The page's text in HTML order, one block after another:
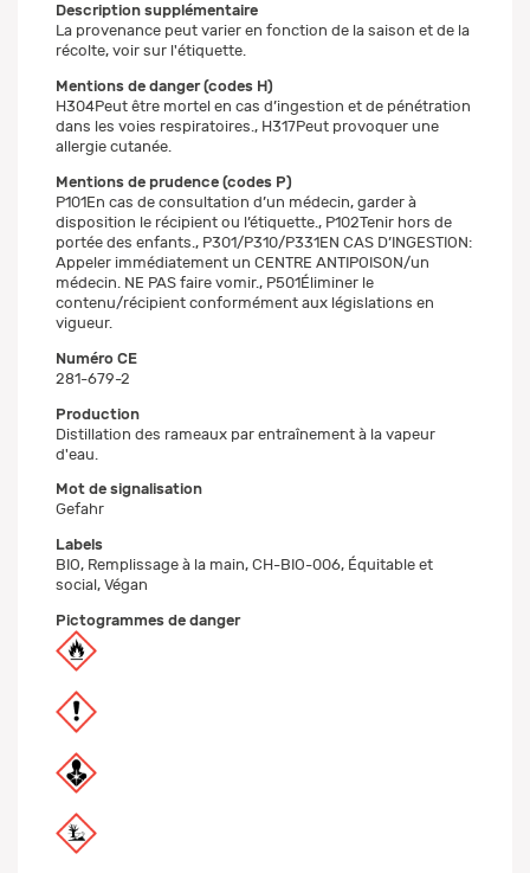
Description supplémentaire
La provenance peut varier en fonction de la saison et de la
récolte, voir sur l'étiquette.
Mentions de danger (codes H)
H304Peut être mortel en cas d’ingestion et de pénétration
dans les voies respiratoires., H317Peut provoquer une
allergie cutanée.
Mentions de prudence (codes P)
P101En cas de consultation d’un médecin, garder à
disposition le récipient ou l’étiquette., P102Tenir hors de
portée des enfants., P301/P310/P331EN CAS D’INGESTION:
Appeler immédiatement un CENTRE ANTIPOISON/un
médecin. NE PAS faire vomir., P501Éliminer le
contenu/récipient conformément aux législations en
vigueur.
Numéro CE
281-679-2
Production
Distillation des rameaux par entraînement à la vapeur
d'eau.
Mot de signalisation
Gefahr
Labels
BIO, Remplissage à la main, CH-BIO-006, Équitable et
social, Végan
Pictogrammes de danger